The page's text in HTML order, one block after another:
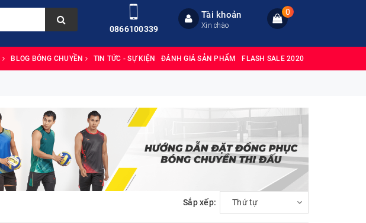
0866100339
Tài khoản
Xin chào
0
BLOG BÓNG CHUYỀN TIN TỨC - SỰ KIỆN ĐÁNH GIÁ SẢN PHẨM FLASH SALE 2020
Sắp xếp: Thứ tự